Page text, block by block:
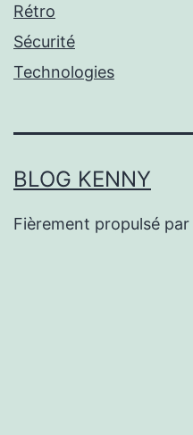
Rétro
Sécurité
Technologies
BLOG KENNY
Fièrement propulsé par